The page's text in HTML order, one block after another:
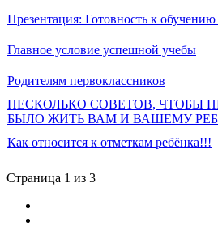
Презентация: Готовность к
Главное условие успешной учебы
Родителям первоклассников
НЕСКОЛЬКО СОВЕТОВ, ЧТОБЫ
БЫЛО ЖИТЬ ВАМ И ВАШЕМУ
Как относится к отметкам ребёнка!!!
Страница 1 из 3